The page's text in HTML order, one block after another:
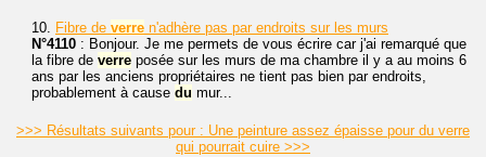
10. Fibre de verre n'adhère pas par endroits sur les murs
N°4110 : Bonjour. Je me permets de vous écrire car j'ai remarqué que
la fibre de verre posée sur les murs de ma chambre il y a au moins 6
ans par les anciens propriétaires ne tient pas bien par endroits,
probablement à cause du mur...
>>> Résultats suivants pour : Une peinture assez épaisse pour du verre
qui pourrait cuire >>>